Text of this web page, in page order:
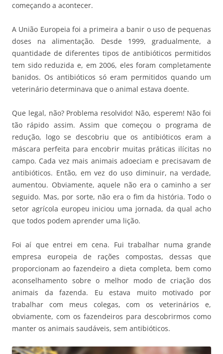
começando a acontecer.
A União Europeia foi a primeira a banir o uso de pequenas
doses na alimentação. Desde 1999, gradualmente, a
quantidade de diferentes tipos de antibióticos permitidos
tem sido reduzida e, em 2006, eles foram completamente
banidos. Os antibióticos só eram permitidos quando um
veterinário determinava que o animal estava doente.
Que legal, não? Problema resolvido! Não, esperem! Não foi
tão rápido assim. Assim que começou o programa de
redução, logo se descobriu que os antibióticos eram a
máscara perfeita para encobrir muitas práticas ilícitas no
campo. Cada vez mais animais adoeciam e precisavam de
antibióticos. Então, em vez do uso diminuir, na verdade,
aumentou. Obviamente, aquele não era o caminho a ser
seguido. Mas, por sorte, não era o fim da história. Todo o
setor agrícola europeu iniciou uma jornada, da qual acho
que todos podem aprender uma lição.
Foi aí que entrei em cena. Fui trabalhar numa grande
empresa europeia de rações compostas, dessas que
proporcionam ao fazendeiro a dieta completa, bem como
aconselhamento sobre o melhor modo de criação dos
animais da fazenda. Eu estava muito motivado por
trabalhar com meus colegas, com os veterinários e,
obviamente, com os fazendeiros para descobrirmos como
manter os animais saudáveis, sem antibióticos.